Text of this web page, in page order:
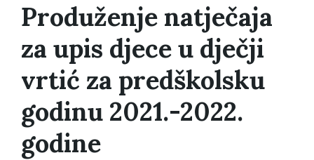
Produženje natječaja
za upis djece u dječji
vrtić za predškolsku
godinu 2021.-2022.
godine